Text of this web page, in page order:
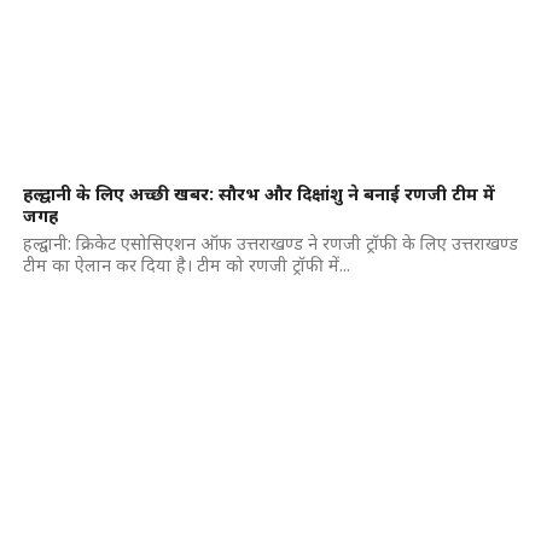
हल्द्वानी के लिए अच्छी खबर: सौरभ और दिक्षांशु ने बनाई रणजी टीम में
जगह
हल्द्वानी: क्रिकेट एसोसिएशन ऑफ उत्तराखण्ड ने रणजी ट्रॉफी के लिए उत्तराखण्ड
टीम का ऐलान कर दिया है। टीम को रणजी ट्रॉफी में...